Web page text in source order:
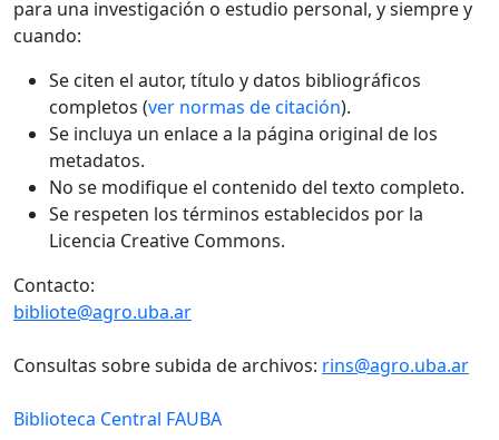
para una investigación o estudio personal, y siempre y
cuando:
Se citen el autor, título y datos bibliográficos
completos (ver normas de citación).
Se incluya un enlace a la página original de los
metadatos.
No se modifique el contenido del texto completo.
Se respeten los términos establecidos por la
Licencia Creative Commons.
Contacto:
bibliote@agro.uba.ar
Consultas sobre subida de archivos: rins@agro.uba.ar
Biblioteca Central FAUBA